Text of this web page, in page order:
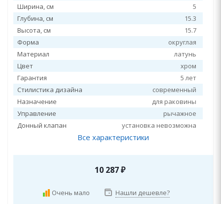
Ширина, см
5
Глубина, см
15.3
Высота, см
15.7
Форма
округлая
Материал
латунь
Цвет
хром
Гарантия
5 лет
Стилистика дизайна
современный
Назначение
для раковины
Управление
рычажное
Донный клапан
установка невозможна
Все характеристики
10 287₽
Очень мало Нашли дешевле?